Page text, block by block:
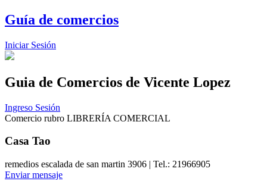
Guía de comercios
Iniciar Sesión
Guia de Comercios de Vicente Lopez
Ingreso Sesión
Comercio rubro LIBRERÍA COMERCIAL
Casa Tao
remedios escalada de san martin 3906 | Tel.: 21966905
Enviar mensaje